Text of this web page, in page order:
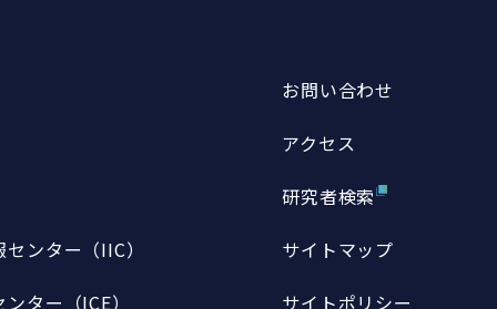
ンター（IIC）
ター（ICE）
お問い合わせ
アクセス
研究者検索
サイトマップ
サイトポリシー